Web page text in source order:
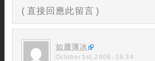
( 直接回應此留言 )
如履薄冰
October 1st, 2006 - 19:34